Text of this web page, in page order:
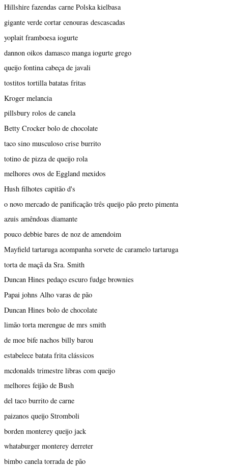
Hillshire fazendas carne Polska kielbasa
gigante verde cortar cenouras descascadas
yoplait framboesa iogurte
dannon oikos damasco manga iogurte grego
queijo fontina cabeça de javali
tostitos tortilla batatas fritas
Kroger melancia
pillsbury rolos de canela
Betty Crocker bolo de chocolate
taco sino musculoso crise burrito
totino de pizza de queijo rola
melhores ovos de Eggland mexidos
Hush filhotes capitão d's
o novo mercado de panificação três queijo pão preto pimenta
azuis amêndoas diamante
pouco debbie bares de noz de amendoim
Mayfield tartaruga acompanha sorvete de caramelo tartaruga
torta de maçã da Sra. Smith
Duncan Hines pedaço escuro fudge brownies
Papai johns Alho varas de pão
Duncan Hines bolo de chocolate
limão torta merengue de mrs smith
de moe bife nachos billy barou
estabelece batata frita clássicos
mcdonalds trimestre libras com queijo
melhores feijão de Bush
del taco burrito de carne
paizanos queijo Stromboli
borden monterey queijo jack
whataburger monterey derreter
bimbo canela torrada de pão